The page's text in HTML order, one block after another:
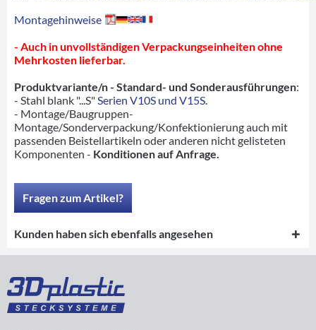
Montagehinweise
- Auch in unvollständigen Verpackungseinheiten ohne
Mehrkosten lieferbar.
Produktvariante/n - Standard- und Sonderausführungen:
- Stahl blank "...S" Serien V10S und V15S
- Montage/Baugruppen-
Montage/Sonderverpackung/Konfektionierung auch mit
passenden Beistellartikeln oder anderen nicht gelisteten
Komponenten - Konditionen auf Anfrage.
Fragen zum Artikel?
Kunden haben sich ebenfalls angesehen